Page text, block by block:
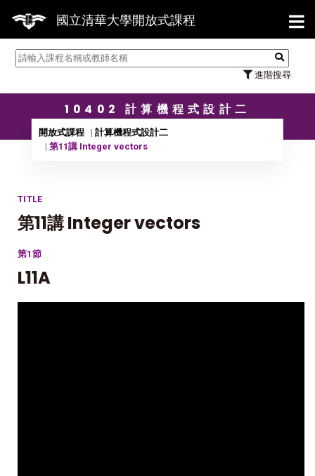
國立清華大學開放式課程
進階搜尋
【7/
10402 計算機程式設計二
開放式課程
計算機程式設計二
第11講 Integer vectors
TITLE
第11講 Integer vectors
第1節
L11A